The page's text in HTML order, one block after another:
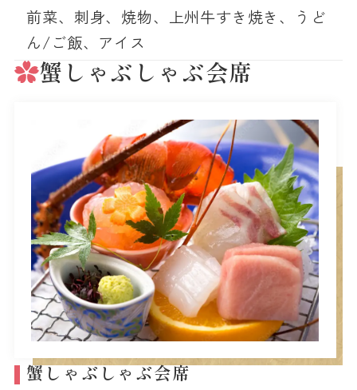
前菜、刺身、焼物、上州牛すき焼き、うど
ん/ご飯、アイス
蟹しゃぶしゃぶ会席
蟹しゃぶしゃぶ会席